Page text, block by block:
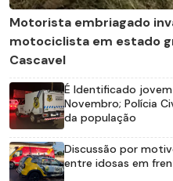
Motorista embriagado
motociclista em estado
Cascavel
É Identificado
Novembro; Polícia
da população
Discussão por
entre idosas em